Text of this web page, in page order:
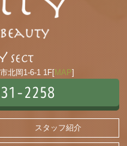
北岡1-6-1 1F[MAP]
2258
スタッフ紹介